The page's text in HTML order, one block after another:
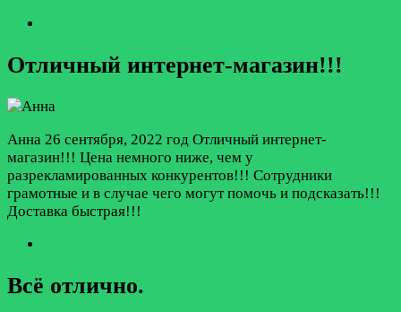
Отличный интернет-магазин!!!
Анна 26 сентября, 2022 год Отличный интернет-
магазин!!! Цена немного ниже, чем у
разрекламированных конкурентов!!! Сотрудники
грамотные и в случае чего могут помочь и подсказать!!!
Доставка быстрая!!!
Всё отлично.